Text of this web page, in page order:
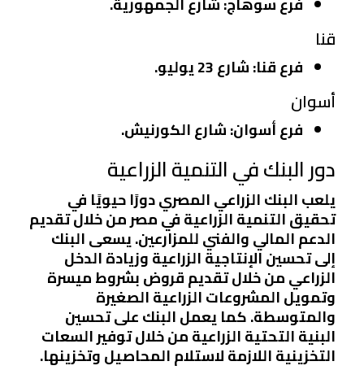
قنا
فرع قنا: شارع 23 يوليو.
أسوان
فرع أسوان: شارع الكورنيش.
دور البنك في التنمية الزراعية
يلعب البنك الزراعي المصري دورًا حيويًا في
تحقيق التنمية الزراعية في مصر من خلال تقديم
الدعم المالي والفني للمزارعين. يسعى البنك
إلى تحسين الإنتاجية الزراعية وزيادة الدخل
الزراعي من خلال تقديم قروض بشروط ميسرة
وتمويل المشروعات الزراعية الصغيرة
والمتوسطة. كما يعمل البنك على تحسين
البنية التحتية الزراعية من خلال توفير السعات
التخزينية اللازمة لاستلام المحاصيل وتخزينها.